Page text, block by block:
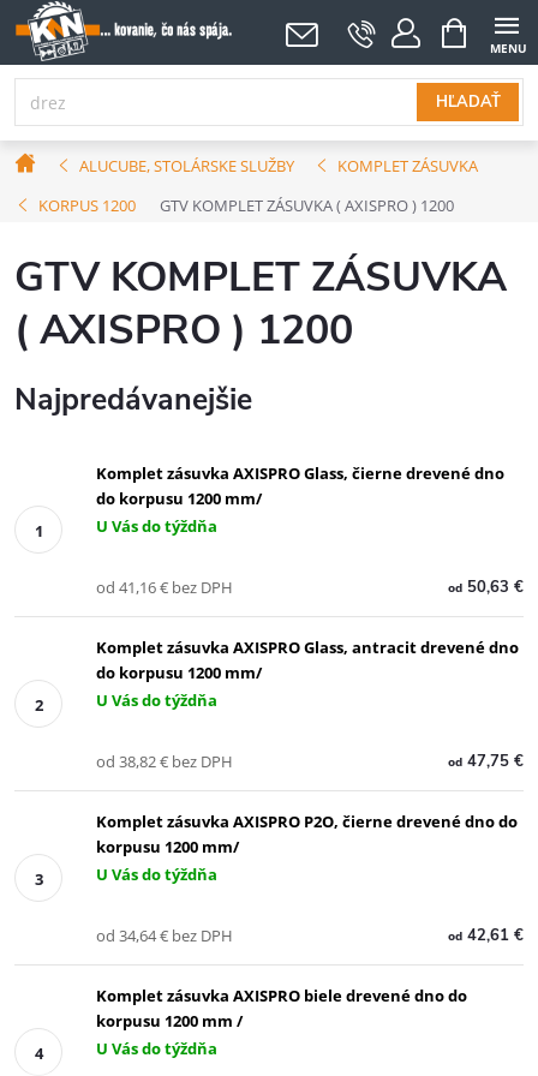
Prejsť
na
obsah
HĽADAŤ
NÁKUPNÝ
KOŠÍK
DomovALUCUBE, STOLÁRSKE SLUŽBY
KOMPLET ZÁSUVKA
KORPUS 1200
GTV KOMPLET ZÁSUVKA ( AXISPRO ) 1200
GTV KOMPLET ZÁSUVKA
( AXISPRO ) 1200
Najpredávanejšie
Komplet zásuvka AXISPRO Glass, čierne drevené dno
do korpusu 1200 mm/
U Vás do týždňa
od50,63 €
od 41,16 € bez DPH
Komplet zásuvka AXISPRO Glass, antracit drevené dno
do korpusu 1200 mm/
U Vás do týždňa
od47,75 €
od 38,82 € bez DPH
Komplet zásuvka AXISPRO P2O, čierne drevené dno do
korpusu 1200 mm/
U Vás do týždňa
od42,61 €
od 34,64 € bez DPH
Komplet zásuvka AXISPRO biele drevené dno do
korpusu 1200 mm /
U Vás do týždňa